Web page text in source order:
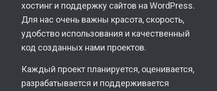
хостинг и поддержку сайтов на WordPress.
Для нас очень важны красота, скорость,
удобство использования и качественный
код созданных нами проектов.
Каждый проект планируется, оценивается,
разрабатывается и поддерживается